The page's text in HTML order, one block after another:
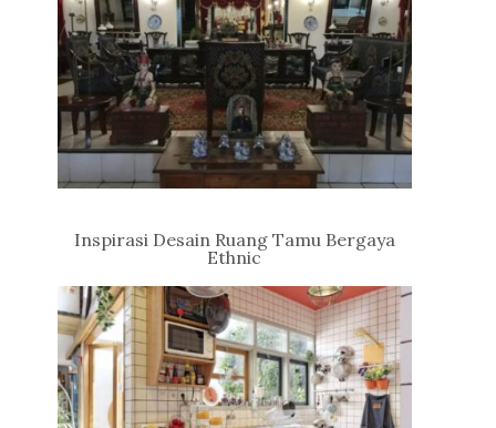
Inspirasi Desain Ruang Tamu Bergaya
Ethnic